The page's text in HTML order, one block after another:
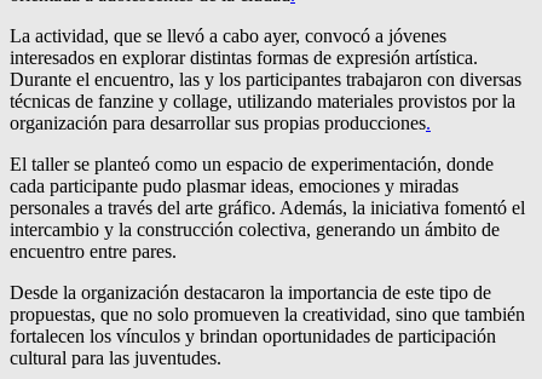
La actividad, que se llevó a cabo ayer, convocó a jóvenes
interesados en explorar distintas formas de expresión artística.
Durante el encuentro, las y los participantes trabajaron con diversas
técnicas de fanzine y collage, utilizando materiales provistos por la
organización para desarrollar sus propias producciones.
El taller se planteó como un espacio de experimentación, donde
cada participante pudo plasmar ideas, emociones y miradas
personales a través del arte gráfico. Además, la iniciativa fomentó el
intercambio y la construcción colectiva, generando un ámbito de
encuentro entre pares.
Desde la organización destacaron la importancia de este tipo de
propuestas, que no solo promueven la creatividad, sino que también
fortalecen los vínculos y brindan oportunidades de participación
cultural para las juventudes.